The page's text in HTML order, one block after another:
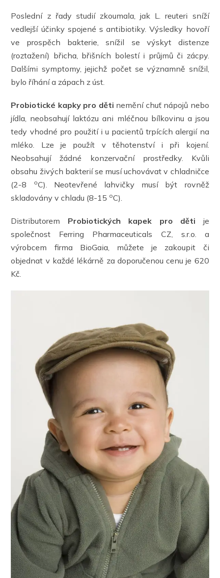
Poslední z řady studií zkoumala, jak L. reuteri sníží
vedlejší účinky spojené s antibiotiky. Výsledky hovoří
ve prospěch bakterie, snížil se výskyt distenze
(roztažení) břicha, břišních bolestí i průjmů či zácpy.
Dalšími symptomy, jejichž počet se významně snížil,
bylo říhání a zápach z úst.
Probiotické kapky pro děti nemění chuť nápojů nebo
jídla, neobsahují laktózu ani mléčnou bílkovinu a jsou
tedy vhodné pro použití i u pacientů trpících alergií na
mléko. Lze je použít v těhotenství i při kojení.
Neobsahují žádné konzervační prostředky. Kvůli
obsahu živých bakterií se musí uchovávat v chladničce
(2-8
oC). Neotevřené lahvičky musí být rovněž
skladovány v chladu (8-15 oC).
Distributorem Probiotických kapek pro děti je
společnost Ferring Pharmaceuticals CZ, s.r.o. a
výrobcem firma BioGaia, můžete je zakoupit či
objednat v každé lékárně za doporučenou cenu je 620
Kč.